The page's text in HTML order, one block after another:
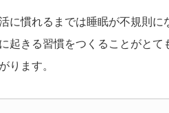
に慣れるまでは睡眠が不規則
起きる習慣をつくることがと
ります。